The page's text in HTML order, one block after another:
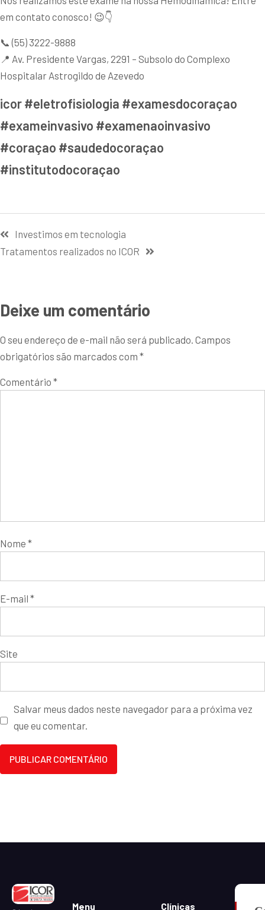
em contato conosco! 😉👇
📞 (55) 3222-9888
📍 Av. Presidente Vargas, 2291 – Subsolo do Complexo
Hospitalar Astrogildo de Azevedo
icor #eletrofisiologia #examesdocoraçao
#exameinvasivo #examenaoinvasivo
#coraçao #saudedocoraçao
#institutodocoraçao
Investimos em tecnologia
Tratamentos realizados no ICOR
Deixe um comentário
O seu endereço de e-mail não será publicado. Campos
obrigatórios são marcados com *
Comentário *
Nome *
E-mail *
Site
Salvar meus dados neste navegador para a próxima vez
que eu comentar.
Menu Clínicas